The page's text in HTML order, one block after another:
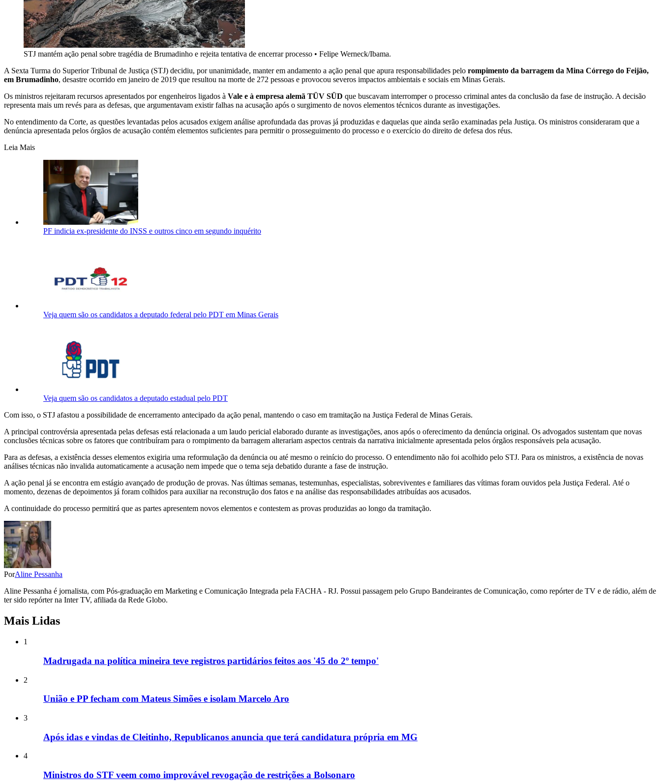
STJ mantém ação penal sobre tragédia de Brumadinho e rejeita tentativa de encerrar processo • Felipe Werneck/Ibama.
A Sexta Turma do Superior Tribunal de Justiça (STJ) decidiu, por unanimidade, manter em andamento a ação penal que apura responsabilidades pelo rompimento da barragem da Mina Córrego do Feijão,
em Brumadinho, desastre ocorrido em janeiro de 2019 que resultou na morte de 272 pessoas e provocou severos impactos ambientais e sociais em Minas Gerais.
Os ministros rejeitaram recursos apresentados por engenheiros ligados à Vale e à empresa alemã TÜV SÜD que buscavam interromper o processo criminal antes da conclusão da fase de instrução. A decisão
representa mais um revés para as defesas, que argumentavam existir falhas na acusação após o surgimento de novos elementos técnicos durante as investigações.
No entendimento da Corte, as questões levantadas pelos acusados exigem análise aprofundada das provas já produzidas e daquelas que ainda serão examinadas pela Justiça. Os ministros consideraram que a
denúncia apresentada pelos órgãos de acusação contém elementos suficientes para permitir o prosseguimento do processo e o exercício do direito de defesa dos réus.
Leia Mais
PF indicia ex-presidente do INSS e outros cinco em segundo inquérito
Veja quem são os candidatos a deputado federal pelo PDT em Minas Gerais
Veja quem são os candidatos a deputado estadual pelo PDT
Com isso, o STJ afastou a possibilidade de encerramento antecipado da ação penal, mantendo o caso em tramitação na Justiça Federal de Minas Gerais.
A principal controvérsia apresentada pelas defesas está relacionada a um laudo pericial elaborado durante as investigações, anos após o oferecimento da denúncia original. Os advogados sustentam que novas
conclusões técnicas sobre os fatores que contribuíram para o rompimento da barragem alterariam aspectos centrais da narrativa inicialmente apresentada pelos órgãos responsáveis pela acusação.
Para as defesas, a existência desses elementos exigiria uma reformulação da denúncia ou até mesmo o reinício do processo. O entendimento não foi acolhido pelo STJ. Para os ministros, a existência de novas
análises técnicas não invalida automaticamente a acusação nem impede que o tema seja debatido durante a fase de instrução.
A ação penal já se encontra em estágio avançado de produção de provas. Nas últimas semanas, testemunhas, especialistas, sobreviventes e familiares das vítimas foram ouvidos pela Justiça Federal. Até o
momento, dezenas de depoimentos já foram colhidos para auxiliar na reconstrução dos fatos e na análise das responsabilidades atribuídas aos acusados.
A continuidade do processo permitirá que as partes apresentem novos elementos e contestem as provas produzidas ao longo da tramitação.
PorAline Pessanha
Aline Pessanha é jornalista, com Pós-graduação em Marketing e Comunicação Integrada pela FACHA - RJ. Possui passagem pelo Grupo Bandeirantes de Comunicação, como repórter de TV e de rádio, além de
ter sido repórter na Inter TV, afiliada da Rede Globo.
Mais Lidas
1
Madrugada na política mineira teve registros partidários feitos aos '45 do 2º tempo'
2
União e PP fecham com Mateus Simões e isolam Marcelo Aro
3
Após idas e vindas de Cleitinho, Republicanos anuncia que terá candidatura própria em MG
4
Ministros do STF veem como improvável revogação de restrições a Bolsonaro